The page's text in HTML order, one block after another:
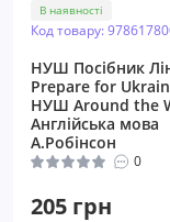
В наявності
Код товару:
НУШ Посібник
Prepare for
НУШ Around the
Англійська мова
А.Робінсон
0
205 грн